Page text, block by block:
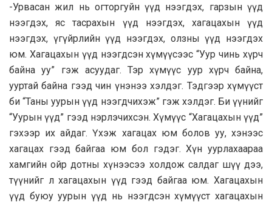
-Урвасан жил нь огторгуйн үүд нээгдэх, гарзын үүд
нээгдэх, яс тасрахын үүд нээгдэх, хагацахын үүд
нээгдэх, үгүйрлийн үүд нээгдэх, олзны үүд нээгдэх
юм. Хагацахын үүд нээгдсэн хүмүүсээс “Уур чинь хүрч
байна уу” гэж асуудаг. Тэр хүмүүс уур хүрч байна,
ууртай байна гээд чин үнэнээ хэлдэг. Тэдгээр хүмүүст
би “Таны уурын үүд нээгдчихэж” гэж хэлдэг. Би үүнийг
“Уурын үүд” гээд нэрлэчихсэн. Хүмүүс “Хагацахын үүд”
гэхээр их айдаг. Үхэж хагацах юм болов уу, хэнээс
хагацах гээд байгаа юм бол гэдэг. Хүн уурлахaaрaa
хамгийн ойр дотны хүнээсээ холдож салдаг шүү дээ,
түүнийг л хагaцахын үүд гээд байгаа юм. Хагацахын
үүд буюу уурын үүд нь нээгдсэн хүмүүст хагацахын